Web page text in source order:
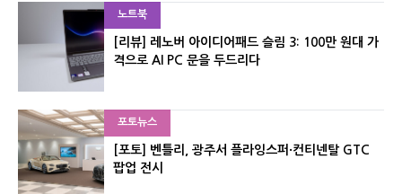
노트북
[리뷰] 레노버 아이디어패드 슬림 3: 100만 원대 가
격으로 AI PC 문을 두드리다
포토뉴스
[포토] 벤틀리, 광주서 플라잉스퍼·컨티넨탈 GTC
팝업 전시